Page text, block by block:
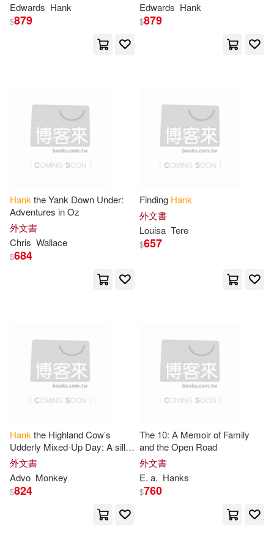
Silva(4) Sumner(4)
Vialle(4)
Weaver(4) Wesselman(4)
Whittemore(4)
William/ Heffron(4)
Williamson(4) Aaron(3)
Adria/ Rowland(3)
Ben(3)
Betty Sue(3)
Bracker(3) Brecher(3)
Buffett(3)
Cengage Learning Ptr(1)
Charles C Thomas Pub Ltd(1)
Childs World(1)
Christian Audio(1)
Chronicle Books Llc(1)
Confederation Centre of the Arts(1)
Consortium Book Sales & Dist(1)
Continuum Intl Pub Group(1)
Crown Pub(1) Dc Comics(1)
Deep River Books(1)
Edwards Hank
$879
Edwards Hank
$879
Hank the Yank Down Under:
Adventures in Oz
外文書
Chris Wallace
$684
Finding Hank
外文書
Louisa Tere
$657
Hank the Highland Cow’s
Udderly Mixed-Up Day: A silly
story about sayings that don’t
mean what they say
外文書
Advo Monkey
$824
The 10: A Memoir of Family
and the Open Road
外文書
E. a. Hanks
$760